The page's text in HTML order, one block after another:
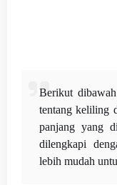
Berikut
tentang keliling
panjang yang
dilengkapi
lebih mudah